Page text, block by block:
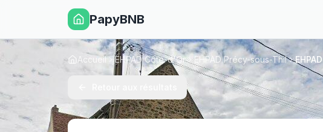
PapyBNB
Accueil EHPAD Côte-d'Or EHPAD Précy-sous-Thil